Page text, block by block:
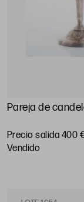
Pareja de
Precio salida 400
vendido